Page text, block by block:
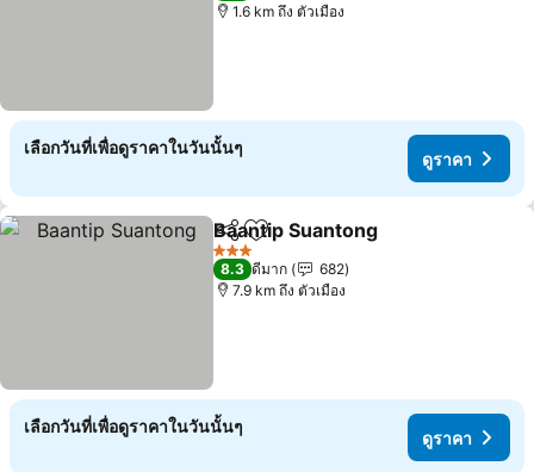
1.6 km ถึง ตัวเมือง
เลือกวันที่เพื่อดูราคาในวันนั้นๆ
ดูราคา
แชร์ เพิ่มในรายการโปรด
Baantip Suantong
3 ดาว
8.3 ดีมาก
682
7.9 km ถึง ตัวเมือง
เลือกวันที่เพื่อดูราคาในวันนั้นๆ
ดูราคา